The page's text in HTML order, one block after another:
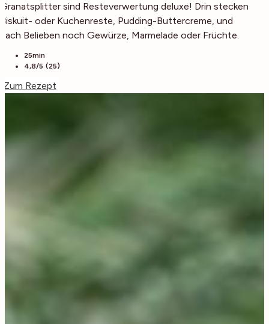
Granatsplitter sind Resteverwertung deluxe! Drin stecken
Biskuit- oder Kuchenreste, Pudding-Buttercreme, und
nach Belieben noch Gewürze, Marmelade oder Früchte.
25min
4,8/5 (25)
Zum Rezept